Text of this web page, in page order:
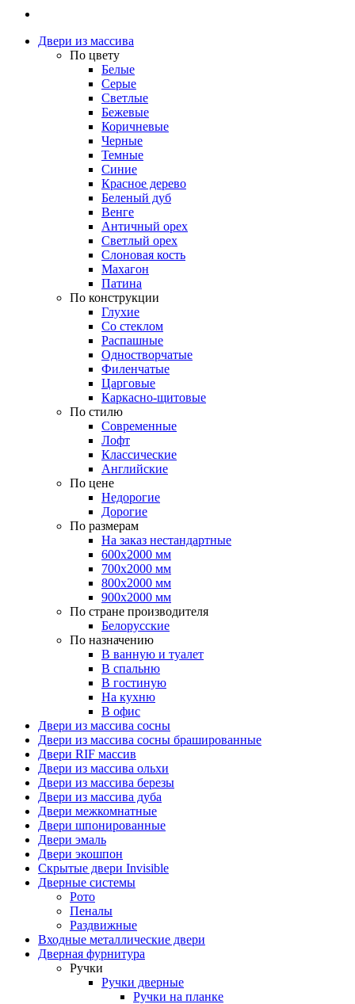
Двери из массива
По цвету
Белые
Серые
Светлые
Бежевые
Коричневые
Черные
Темные
Синие
Красное дерево
Беленый дуб
Венге
Античный орех
Светлый орех
Слоновая кость
Махагон
Патина
По конструкции
Глухие
Со стеклом
Распашные
Одностворчатые
Филенчатые
Царговые
Каркасно-щитовые
По стилю
Современные
Лофт
Классические
Английские
По цене
Недорогие
Дорогие
По размерам
На заказ нестандартные
600х2000 мм
700х2000 мм
800х2000 мм
900х2000 мм
По стране производителя
Белорусские
По назначению
В ванную и туалет
В спальню
В гостиную
На кухню
В офис
Двери из массива сосны
Двери из массива сосны брашированные
Двери RIF массив
Двери из массива ольхи
Двери из массива березы
Двери из массива дуба
Двери межкомнатные
Двери шпонированные
Двери эмаль
Двери экошпон
Скрытые двери Invisible
Дверные системы
Рото
Пеналы
Раздвижные
Входные металлические двери
Дверная фурнитура
Ручки
Ручки дверные
Ручки на планке